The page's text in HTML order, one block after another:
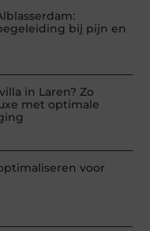
bij pijn en
in Laren? Zo
met optimale
voor